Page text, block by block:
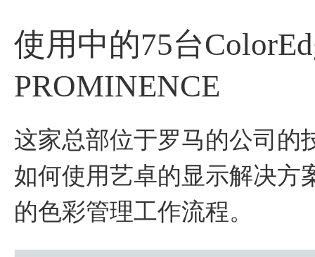
使用中的75台
PROMINENCE
这家总部位于罗马的公司的
如何使用艺卓的显示解决方
的色彩管理工作流程。